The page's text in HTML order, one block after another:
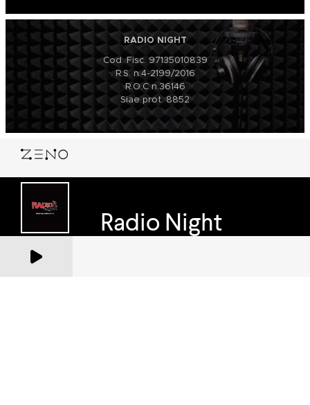
RADIO NIGHT
Cod. Fisc. 97135010839
R.S. n.4-2199/2016
R.O.C n.36146
Siae prot. 8852